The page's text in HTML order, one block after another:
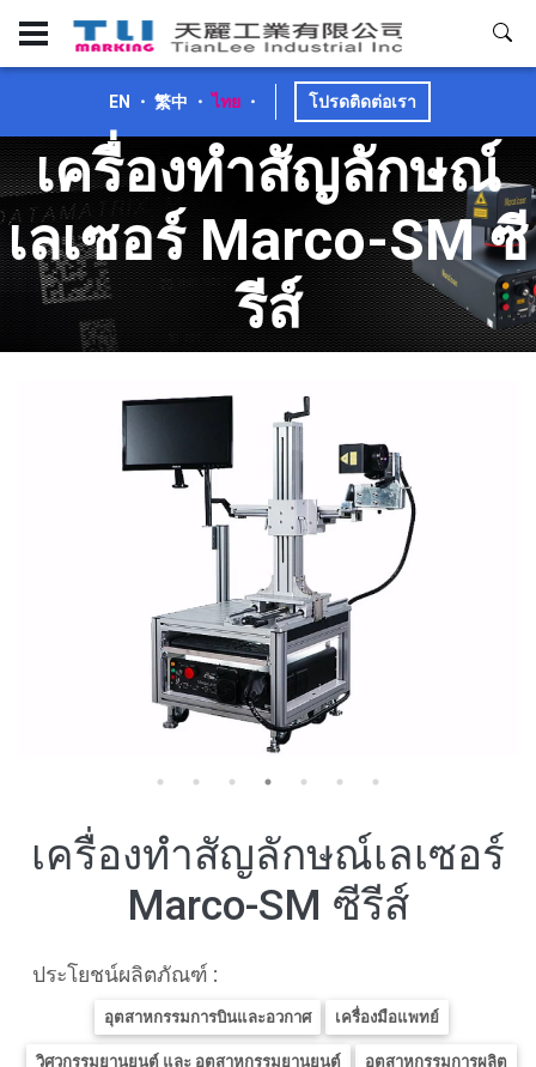
EN ・ 繁中 ・ ไทย ・ โปรดติดต่อเรา
เครื่องทำสัญลักษณ์
เลเซอร์ Marco-SM ซี
รีส์
เครื่องทำสัญลักษณ์เลเซอร์
Marco-SM ซีรีส์
ประโยชน์ผลิตภัณฑ์ :
อุตสาหกรรมการบินและอวกาศ เครื่องมือแพทย์
วิศวกรรมยานยนต์ และ อุตสาหกรรมยานยนต์ อุตสาหกรรมการผลิต